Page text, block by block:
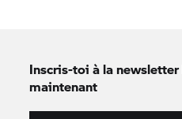
Inscris-toi à la newsletter
maintenant